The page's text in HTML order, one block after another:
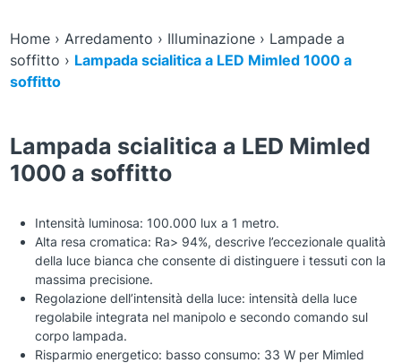
Home› Arredamento › Illuminazione› Lampade a
soffitto › Lampada scialitica a LED Mimled 1000 a
soffitto
Lampada scialitica a LED Mimled
1000 a soffitto
Intensità luminosa: 100.000 lux a 1 metro.
Alta resa cromatica: Ra> 94%, descrive l’eccezionale qualità
della luce bianca che consente di distinguere i tessuti con la
massima precisione.
Regolazione dell’intensità della luce: intensità della luce
regolabile integrata nel manipolo e secondo comando sul
corpo lampada.
Risparmio energetico: basso consumo: 33 W per Mimled